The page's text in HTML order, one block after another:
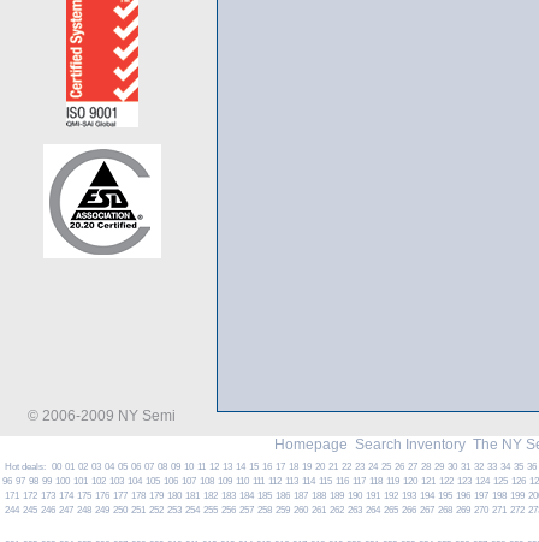
© 2006-2009 NY Semi
Homepage Search Inventory The NY
Hot deals: 00 01 02 03 04 05 06 07 08 09 10 11 12 13 14 15 16 17 18 19 20 21 22 23 24 25 26 27 28 29 30 31 32 33 34 35 36
96 97 98 99 100 101 102 103 104 105 106 107 108 109 110 111 112 113 114 115 116 117 118 119 120 121 122 123 124 125 126
171 172 173 174 175 176 177 178 179 180 181 182 183 184 185 186 187 188 189 190 191 192 193 194 195 196 197 198 199
244 245 246 247 248 249 250 251 252 253 254 255 256 257 258 259 260 261 262 263 264 265 266 267 268 269 270 271 272